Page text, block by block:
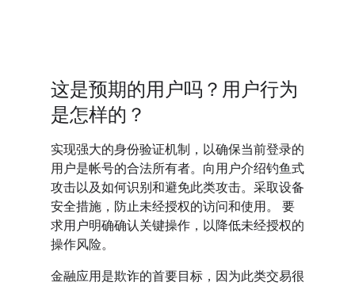
这是预期的用户吗？用户行为
是怎样的？
实现强大的身份验证机制，以确保当前登录的
用户是帐号的合法所有者。向用户介绍钓鱼式
攻击以及如何识别和避免此类攻击。采取设备
安全措施，防止未经授权的访问和使用。 要
求用户明确确认关键操作，以降低未经授权的
操作风险。
金融应用是欺诈的首要目标，因为此类交易很